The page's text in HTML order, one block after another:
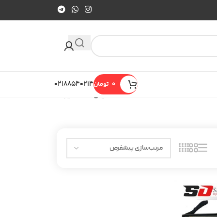
تومان۰۲۱۸۸۵۴۰۲۱۴
نمایش همه 3 نتیجه